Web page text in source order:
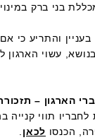
בני ברק
בעניין והתריע כי
עשוי הארגון
הארגון –
תווי קנייה
הכנסו לכאן